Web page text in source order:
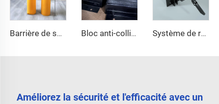
Barrière de sécurité Bloc anti-collision pour plateforme Système de retenue de camion
Améliorez la sécurité et l'efficacité avec un